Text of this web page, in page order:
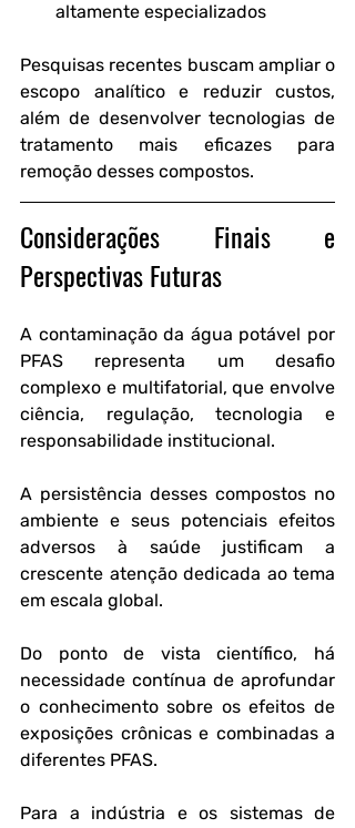
altamente especializados
Pesquisas recentes buscam ampliar o
escopo analítico e reduzir custos,
além de desenvolver tecnologias de
tratamento mais eficazes para
remoção desses compostos.
Considerações Finais e
Perspectivas Futuras
A contaminação da água potável por
PFAS representa um desafio
complexo e multifatorial, que envolve
ciência, regulação, tecnologia e
responsabilidade institucional.
A persistência desses compostos no
ambiente e seus potenciais efeitos
adversos à saúde justificam a
crescente atenção dedicada ao tema
em escala global.
Do ponto de vista científico, há
necessidade contínua de aprofundar
o conhecimento sobre os efeitos de
exposições crônicas e combinadas a
diferentes PFAS.
Para a indústria e os sistemas de